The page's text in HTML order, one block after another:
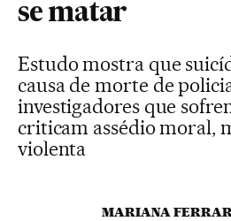
se matar
Estudo mostra que
causa de morte de
investigadores que
criticam assédio moral,
violenta
MARIANA